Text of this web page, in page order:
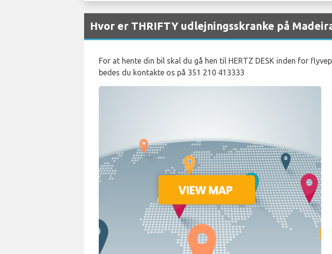
Hvor er THRIFTY udlejningsskranke på
For at hente din bil skal du gå hen til HERTZ DESK inden for
bedes du kontakte os på 351 210 413333